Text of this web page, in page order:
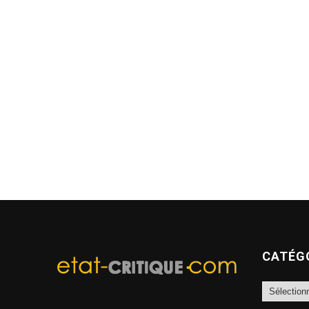
Catégories